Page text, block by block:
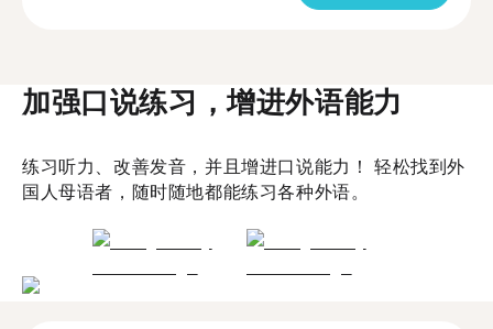
加强口说练习，增进外语能力
练习听力、改善发音，并且增进口说能力！ 轻松找到外
国人母语者，随时随地都能练习各种外语。